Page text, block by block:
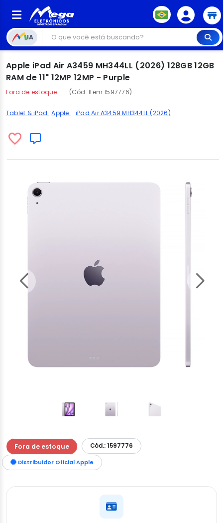
IA
Apple iPad Air A3459 MH344LL (2026) 128GB 12GB
RAM de 11" 12MP 12MP - Purple
Fora de estoque (Cód. Item 1597776)
Tablet & iPad Apple iPad Air A3459 MH344LL (2026)
Fora de estoque Cód.: 1597776
Distribuidor Oficial Apple